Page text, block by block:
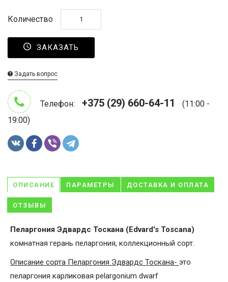
Количество
ЗАКАЗАТЬ
Задать вопрос
Телефон: +375 (29) 660-64-11
(11:00 -
19:00)
ОПИСАНИЕ ПАРАМЕТРЫ ДОСТАВКА И ОПЛАТА
ОТЗЫВЫ
Пеларгония Эдвардс Тоскана (Edvard's Toscana)
комнатная герань пеларгония, коллекционный сорт.
Описание сорта Пеларгония Эдвардс Тоскана- это
пеларгония карликовая pelargonium dwarf